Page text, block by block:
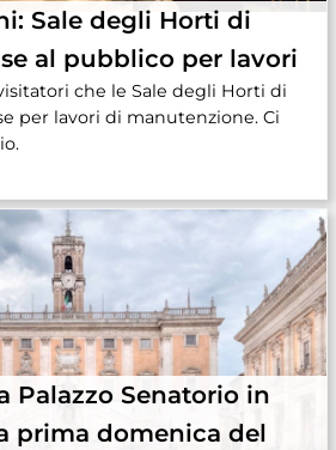
Sale degli Horti di
al pubblico per lavori
che le Sale degli Horti di
per lavori di manutenzione. Ci
Palazzo Senatorio in
prima domenica del